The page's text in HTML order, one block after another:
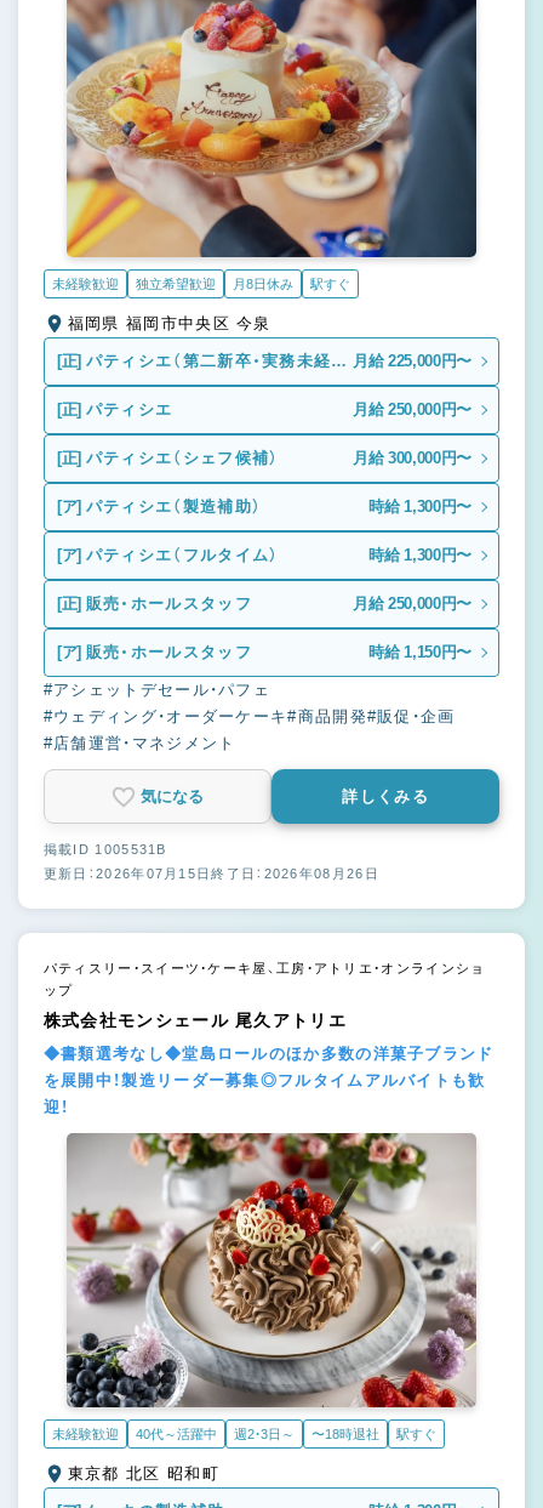
未経験歓迎 独立希望歓迎 月8日休み 駅すぐ
福岡県 福岡市中央区 今泉
[正] パティシエ（第二新卒・実務未経
験）
月給 225,000円〜
[正] パティシエ 月給 250,000円〜
[正] パティシエ（シェフ候補） 月給 300,000円〜
[ア] パティシエ（製造補助） 時給 1,300円〜
[ア] パティシエ（フルタイム） 時給 1,300円〜
[正] 販売・ホールスタッフ 月給 250,000円〜
[ア] 販売・ホールスタッフ 時給 1,150円〜
#アシェットデセール・パフェ
#ウェディング・オーダーケーキ#商品開発#販促・企画
#店舗運営・マネジメント
気になる 詳しくみる
掲載ID 1005531B
更新日：2026年07月15日終了日：2026年08月26日
パティスリー・スイーツ・ケーキ屋、工房・アトリエ・オンラインショ
ップ
株式会社モンシェール 尾久アトリエ
◆書類選考なし◆堂島ロールのほか多数の洋菓子ブランド
を展開中！製造リーダー募集◎フルタイムアルバイトも歓
迎！
未経験歓迎 40代～活躍中 週2・3日～ 〜18時退社 駅すぐ
東京都 北区 昭和町